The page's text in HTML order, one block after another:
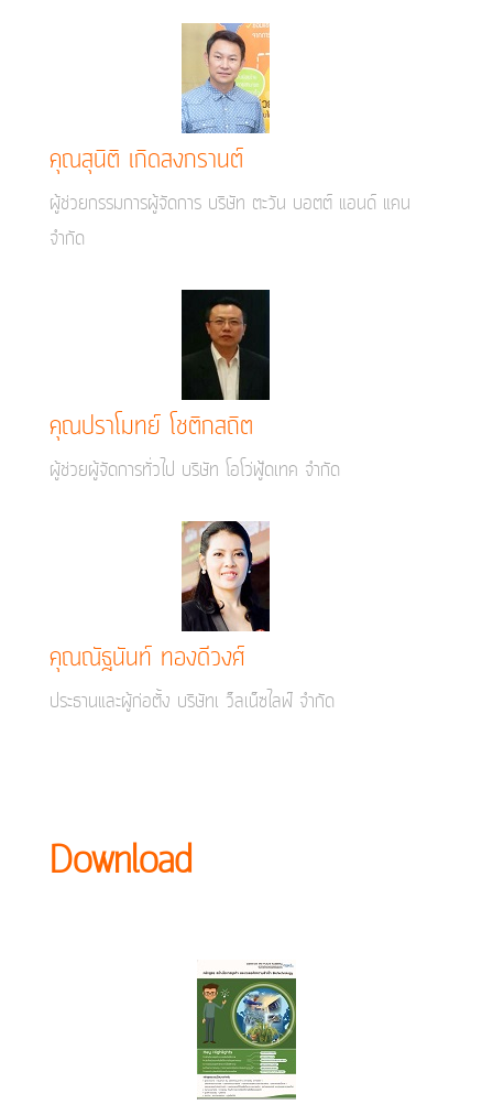
คุณสุนิติ เกิดสงกรานต์
ผู้ช่วยกรรมการผู้จัดการ บริษัท ตะวัน บอตต์ แอนด์ แคน
จำกัด
คุณปราโมทย์ โชติกสถิต
ผู้ช่วยผู้จัดการทั่วไป บริษัท โอโว่ฟู้ดเทค จำกัด
คุณณัฐนันท์ ทองดีวงศ์
ประธานและผู้ก่อตั้ง บริษัทเ ว็ลเน็ซไลฟ์ จำกัด
Download